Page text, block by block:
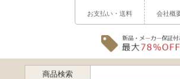
お支払い・送料 会社概
商品検索